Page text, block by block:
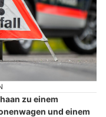
zu einem
und einem